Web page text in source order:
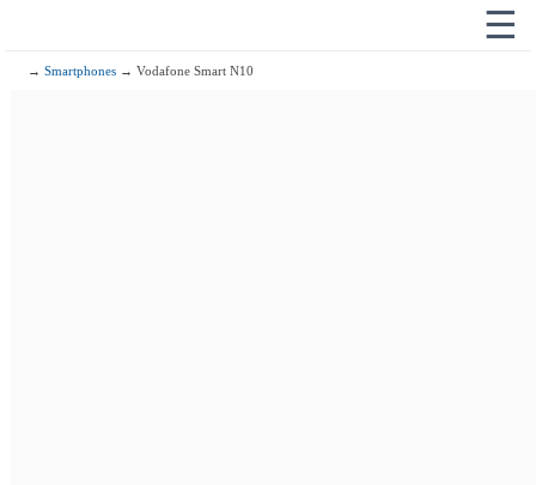
☰
→Smartphones → Vodafone Smart N10